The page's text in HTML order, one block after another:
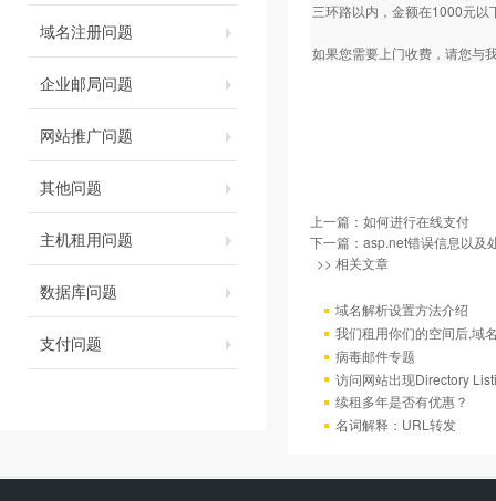
域名注册问题
企业邮局问题
网站推广问题
其他问题
主机租用问题
数据库问题
支付问题
三环路以内，金额在1000元以
如果您需要上门收费，请您与
上一篇： 如何进行在线支付
下一篇： asp.net错误信息以及
>> 相关文章
域名解析设置方法介绍
我们租用你们的空间后,域
病毒邮件专题
访问网站出现Directory
续租多年是否有优惠？
名词解释：URL转发